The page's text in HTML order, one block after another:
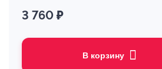
3 760 ₽
В корзину